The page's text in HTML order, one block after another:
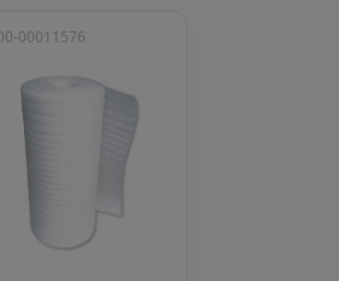
00011576